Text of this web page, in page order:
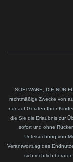
SOFTWARE, DIE NUR
rechtmäßige Zwecke von
nur auf Geräten Ihrer
die Sie die Erlaubnis zur
sofort und ohne
Untersuchung von
Verantwortung des
sich rechtlich